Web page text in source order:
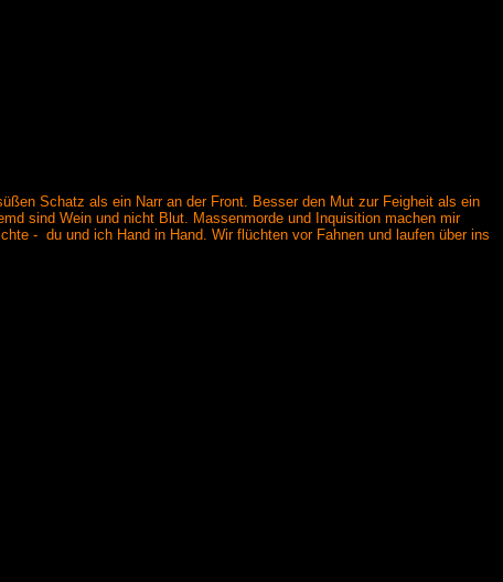
Schatz als ein Narr an der Front. Besser den Mut zur Feigheit als ein
sind Wein und nicht Blut. Massenmorde und Inquisition machen mir
- du und ich Hand in Hand. Wir flüchten vor Fahnen und laufen über ins